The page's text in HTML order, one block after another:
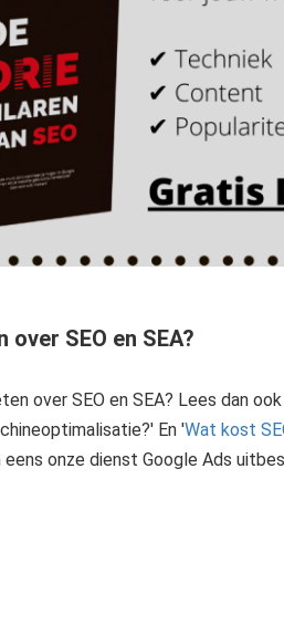
over SEO en SEA?
over SEO en SEA? Lees dan
En 'Wat kost
eens onze dienst Google Ads